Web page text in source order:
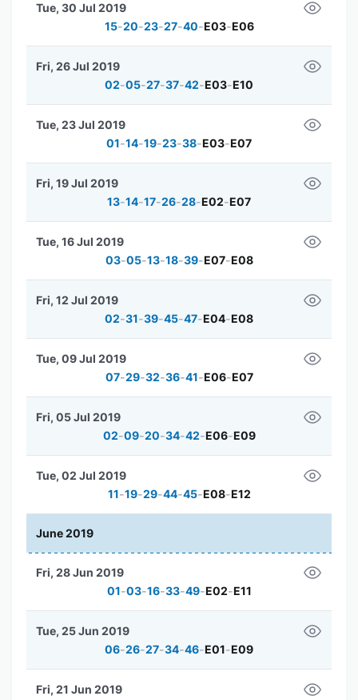
15-20-23-27-40-E03-E06
Tue, 30 Jul 2019
02-05-27-37-42-E03-E10
Fri, 26 Jul 2019
01-14-19-23-38-E03-E07
Tue, 23 Jul 2019
13-14-17-26-28-E02-E07
Fri, 19 Jul 2019
03-05-13-18-39-E07-E08
Tue, 16 Jul 2019
02-31-39-45-47-E04-E08
Fri, 12 Jul 2019
07-29-32-36-41-E06-E07
Tue, 09 Jul 2019
02-09-20-34-42-E06-E09
Fri, 05 Jul 2019
11-19-29-44-45-E08-E12
Tue, 02 Jul 2019
June 2019
01-03-16-33-49-E02-E11
Fri, 28 Jun 2019
06-26-27-34-46-E01-E09
Tue, 25 Jun 2019
Fri, 21 Jun 2019